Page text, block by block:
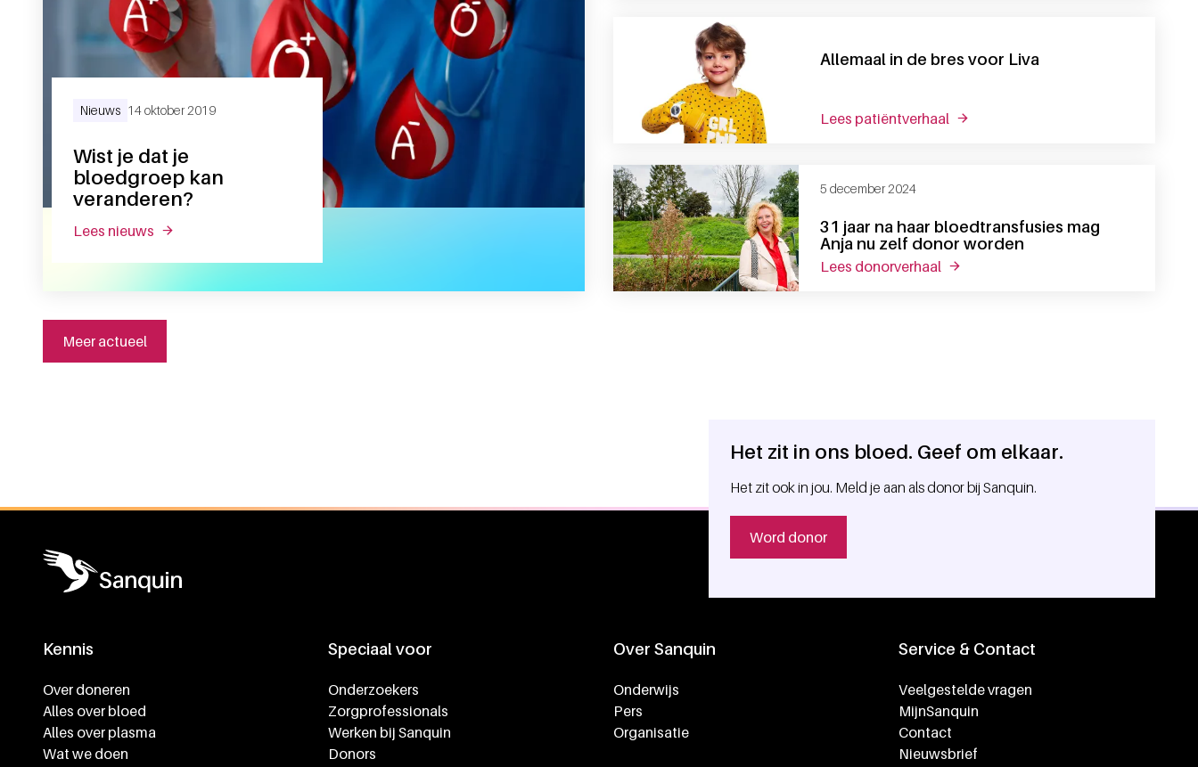
Wist je dat je
bloedgroep kan
veranderen?
Nieuws 14 oktober 2019
lees nieuws over wist je dat je bloedgroep kan veranderen?
Allemaal in de bres voor Liva
lees patiëntverhaal over allemaal in de bres voor liva
31 jaar na haar bloedtransfusies mag
Anja nu zelf donor worden
5 december 2024
lees donorverhaal over 31 jaar na haar bloedtransfusies
Meer actueel
Het zit in ons bloed. Geef om elkaar.
Het zit ook in jou. Meld je aan als donor bij Sanquin.
Word donor
Kennis
Over doneren
Alles over bloed
Alles over plasma
Wat we doen
Speciaal voor
Onderzoekers
Zorgprofessionals
Werken bij Sanquin
Donors
Over Sanquin
Onderwijs
Pers
Organisatie
Service & Contact
Veelgestelde vragen
MijnSanquin
Contact
Nieuwsbrief